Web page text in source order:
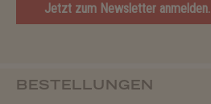
Jetzt zum Newsletter anmelden.
BESTELLUNGEN